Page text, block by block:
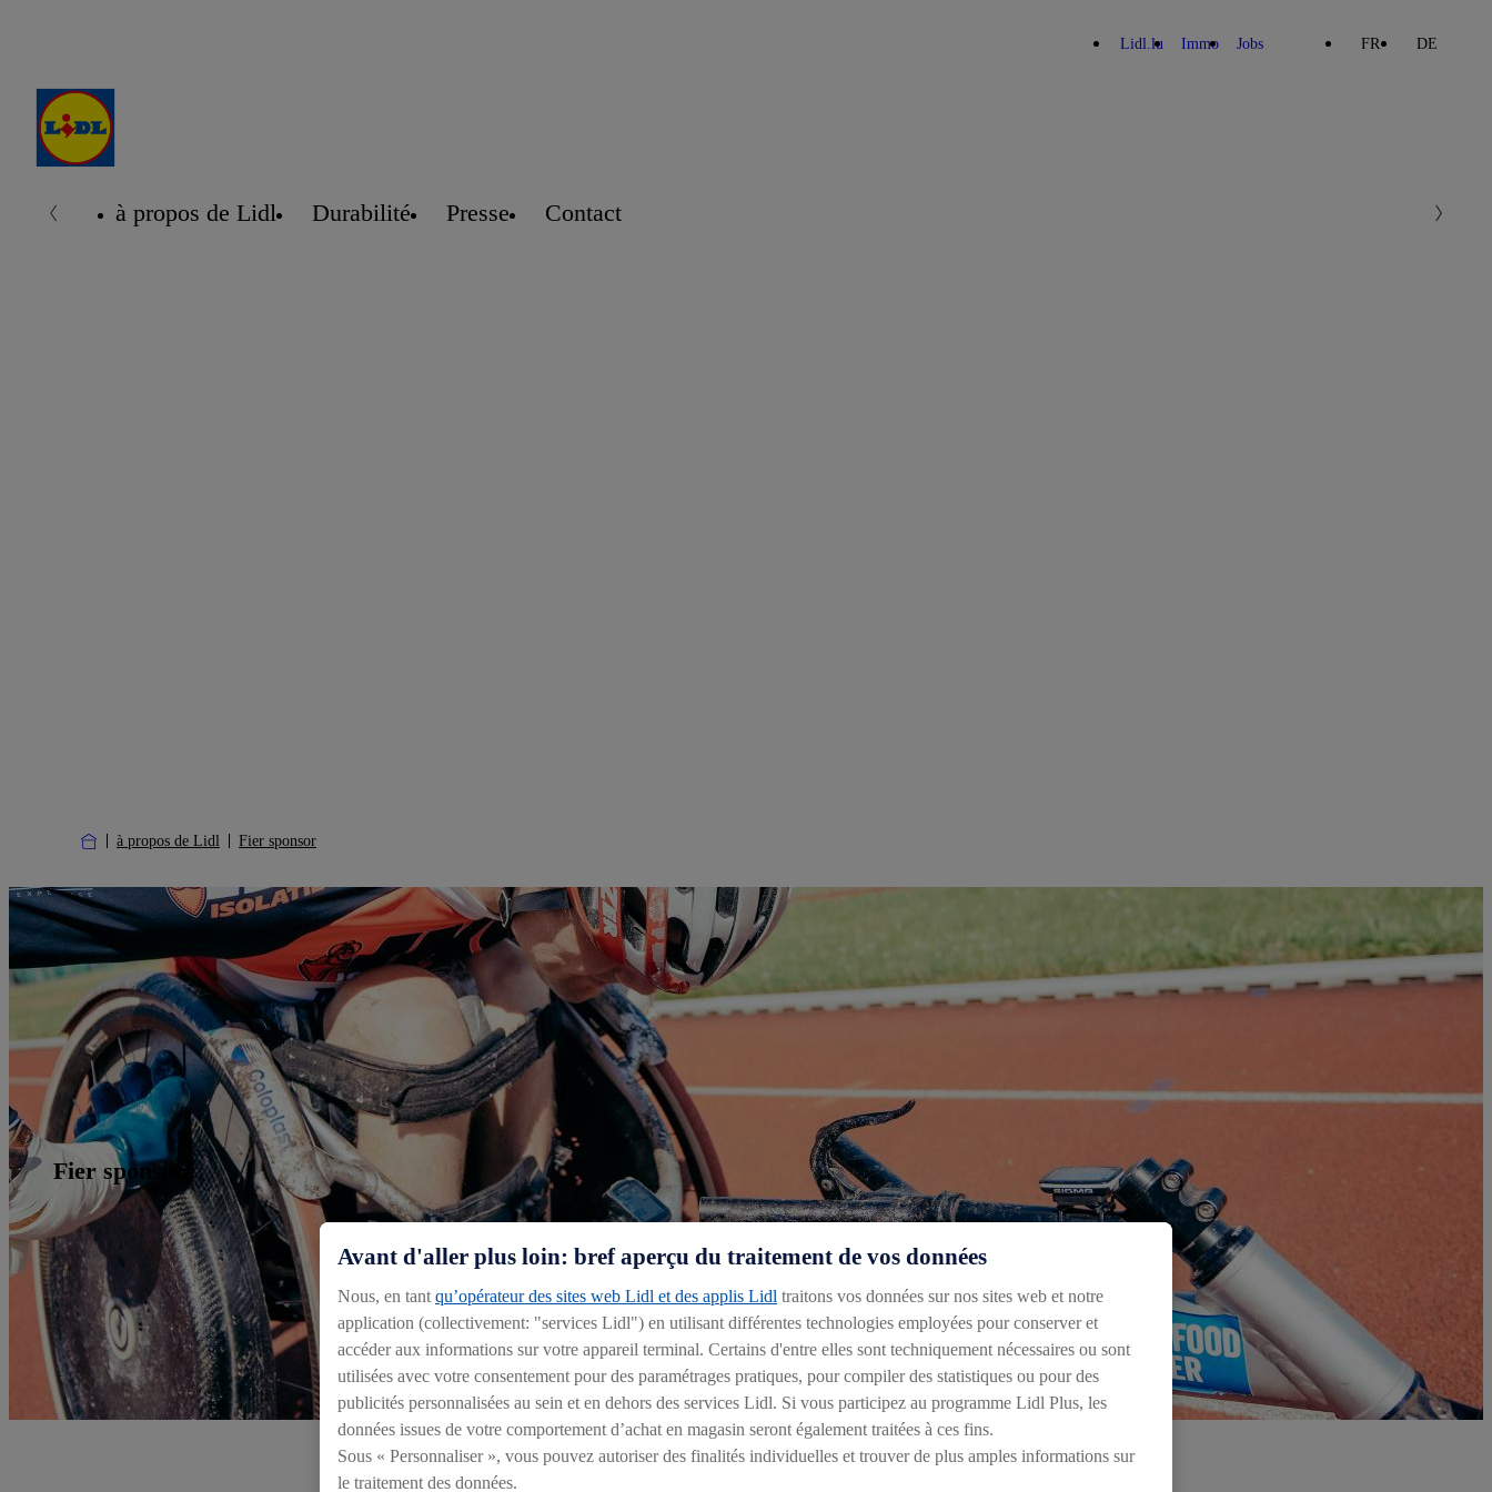
Lidl.lu Immo Jobs FR DE
à propos de Lidl Durabilité Presse Contact
à propos de Lidl Fier sponsor
Fier sponsor
LE RÊVE DE PETER GENYN
Avant d'aller plus loin: bref aperçu du traitement de vos données
Nous, en tant qu’opérateur des sites web Lidl et des applis Lidl traitons vos données sur nos sites web et notre
application (collectivement: "services Lidl") en utilisant différentes technologies employées pour conserver et
accéder aux informations sur votre appareil terminal. Certains d'entre elles sont techniquement nécessaires ou sont
utilisées avec votre consentement pour des paramétrages pratiques, pour compiler des statistiques ou pour des
publicités personnalisées au sein et en dehors des services Lidl. Si vous participez au programme Lidl Plus, les
données issues de votre comportement d’achat en magasin seront également traitées à ces fins.
Sous « Personnaliser », vous pouvez autoriser des finalités individuelles et trouver de plus amples informations sur
le traitement des données.